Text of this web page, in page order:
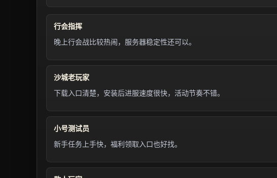
行会指挥
晚上行会战比较热闹，服务器稳定性还可以。
沙城老玩家
下载入口清楚，安装后进服速度很快，活动节奏不错。
小号测试员
新手任务上手快，福利领取入口也好找。